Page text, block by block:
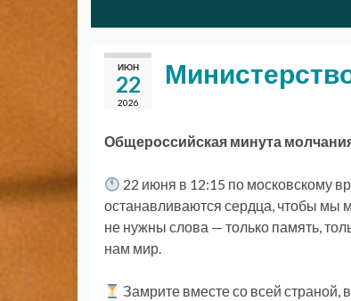
ИЮН
22
2026
Общероссийская минута
22 июня в 12:15 по московскому
останавливаются сердца, чтобы мы
не нужны слова — только память,
нам мир.
Замрите вместе со всей страной,